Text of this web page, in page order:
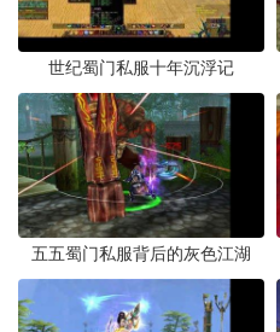
世纪蜀门私服十年沉浮记
五五蜀门私服背后的灰色江湖